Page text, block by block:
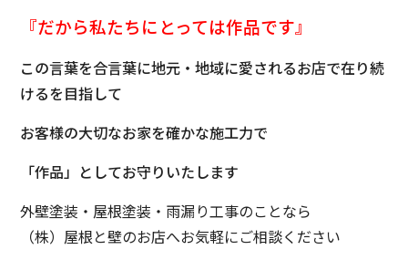
『だから私たちにとっては作品です』
この言葉を合言葉に地元・地域に愛されるお店で在り続
けるを目指して
お客様の大切なお家を確かな施工力で
「作品」としてお守りいたします
外壁塗装・屋根塗装・雨漏り工事のことなら
（株）屋根と壁のお店へお気軽にご相談ください